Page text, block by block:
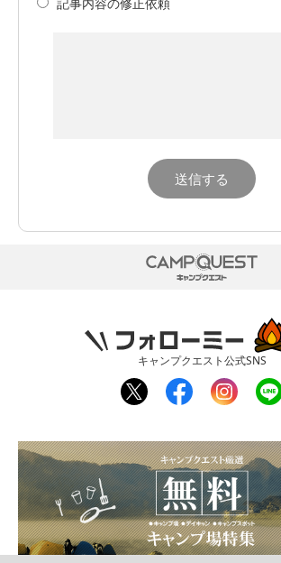
記事内容の修正依頼
CAMP QUEST
フォローミー
キャンプクエスト公式SNS
twit
ter
fac
ebo
inst
agr
line